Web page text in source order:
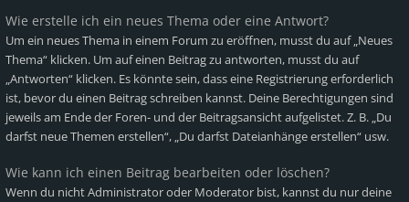
Wie erstelle ich ein neues Thema oder eine Antwort?
Um ein neues Thema in einem Forum zu eröffnen, musst du auf „Neues
Thema“ klicken. Um auf einen Beitrag zu antworten, musst du auf
„Antworten“ klicken. Es könnte sein, dass eine Registrierung erforderlich
ist, bevor du einen Beitrag schreiben kannst. Deine Berechtigungen sind
jeweils am Ende der Foren- und der Beitragsansicht aufgelistet. Z. B. „Du
darfst neue Themen erstellen“, „Du darfst Dateianhänge erstellen“ usw.
Wie kann ich einen Beitrag bearbeiten oder löschen?
Wenn du nicht Administrator oder Moderator bist, kannst du nur deine